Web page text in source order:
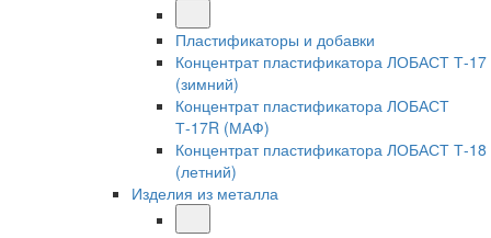
Пластификаторы и добавки
Концентрат пластификатора ЛОБАСТ Т-17
(зимний)
Концентрат пластификатора ЛОБАСТ
Т-17R (МАФ)
Концентрат пластификатора ЛОБАСТ Т-18
(летний)
Изделия из металла